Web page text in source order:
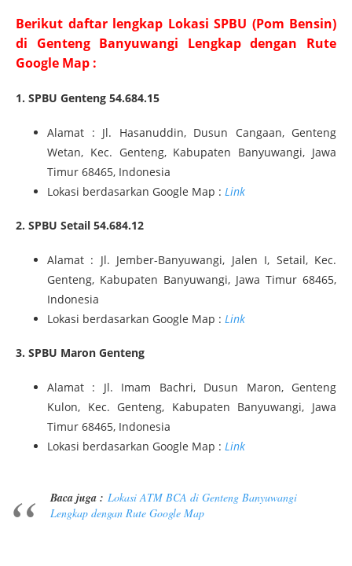
Berikut daftar lengkap Lokasi SPBU (Pom Bensin)
di Genteng Banyuwangi Lengkap dengan Rute
Google Map :
1. SPBU Genteng 54.684.15
Alamat : Jl. Hasanuddin, Dusun Cangaan, Genteng
Wetan, Kec. Genteng, Kabupaten Banyuwangi, Jawa
Timur 68465, Indonesia
Lokasi berdasarkan Google Map : Link
2. SPBU Setail 54.684.12
Alamat : Jl. Jember-Banyuwangi, Jalen I, Setail, Kec.
Genteng, Kabupaten Banyuwangi, Jawa Timur 68465,
Indonesia
Lokasi berdasarkan Google Map : Link
3. SPBU Maron Genteng
Alamat : Jl. Imam Bachri, Dusun Maron, Genteng
Kulon, Kec. Genteng, Kabupaten Banyuwangi, Jawa
Timur 68465, Indonesia
Lokasi berdasarkan Google Map : Link
Baca juga : Lokasi ATM BCA di Genteng Banyuwangi
Lengkap dengan Rute Google Map